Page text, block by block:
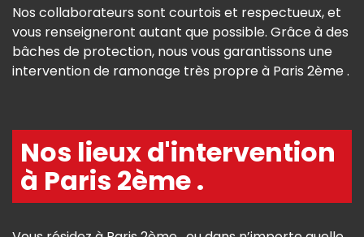
Nos collaborateurs sont courtois et respectueux, et
vous renseigneront autant que possible. Grâce à des
bâches de protection, nous vous garantissons une
intervention de ramonage très propre à Paris 2ème .
Nos lieux d'intervention
à Paris 2ème .